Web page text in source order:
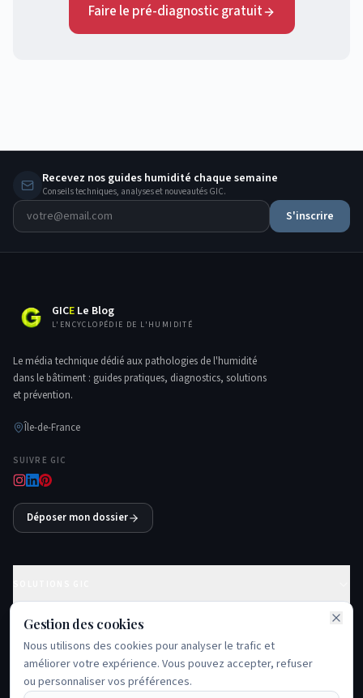
Gestion des cookies
Nous utilisons des cookies pour analyser le trafic et
améliorer votre expérience. Vous pouvez accepter, refuser
ou personnaliser vos préférences.
Faire le pré-diagnostic gratuit
Recevez nos guides humidité chaque semaine
Conseils techniques, analyses et nouveautés GIC.
S'inscrire
GICE Le Blog
L'ENCYCLOPÉDIE DE L'HUMIDITÉ
Le média technique dédié aux pathologies de l'humidité
dans le bâtiment : guides pratiques, diagnostics, solutions
et prévention.
Île-de-France
SUIVRE GIC
Déposer mon dossier
GUIDES ESSENTIELS
PROBLÈMES FRÉQUENTS